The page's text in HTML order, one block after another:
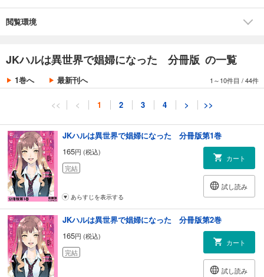
閲覧環境
JKハルは異世界で娼婦になった 分冊版 の一覧
1巻へ 最新刊へ 1～10件目 /44件
<< < 1 2 3 4 > >>
JKハルは異世界で娼婦になった 分冊版第1巻
165円 (税込)
完結
カート
試し読み
あらすじを表示する
JKハルは異世界で娼婦になった 分冊版第2巻
165円 (税込)
完結
カート
試し読み